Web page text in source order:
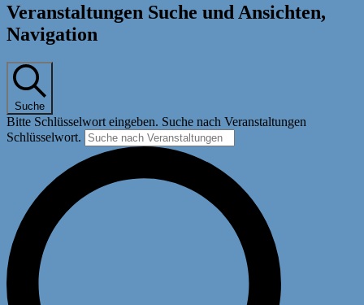
Veranstaltungen Suche und Ansichten,
Navigation
Suche
Bitte Schlüsselwort eingeben. Suche nach Veranstaltungen
Schlüsselwort.